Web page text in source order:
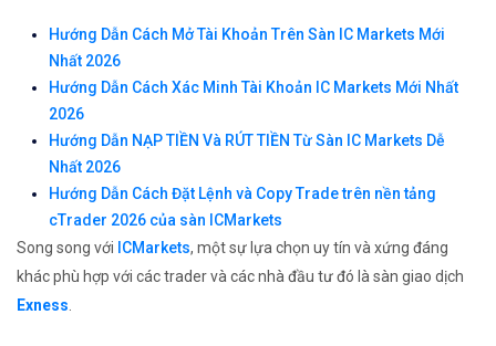
Hướng Dẫn Cách Mở Tài Khoản Trên Sàn IC Markets Mới
Nhất 2026
Hướng Dẫn Cách Xác Minh Tài Khoản IC Markets Mới Nhất
2026
Hướng Dẫn NẠP TIỀN Và RÚT TIỀN Từ Sàn IC Markets Dễ
Nhất 2026
Hướng Dẫn Cách Đặt Lệnh và Copy Trade trên nền tảng
cTrader 2026 của sàn ICMarkets
Song song với ICMarkets, một sự lựa chọn uy tín và xứng đáng
khác phù hợp với các trader và các nhà đầu tư đó là sàn giao dịch
Exness.